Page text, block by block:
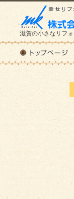
滋賀の小さなリフ